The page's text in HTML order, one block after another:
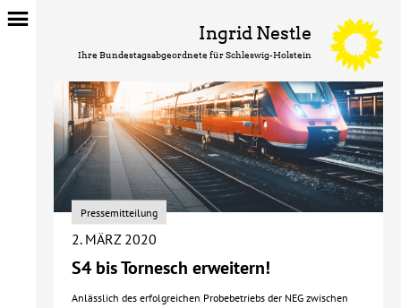
Ingrid Nestle
Ihre Bundestagsabgeordnete für Schleswig-Holstein
Pressemitteilung
2. MÄRZ 2020
S4 bis Tornesch erweitern!
Anlässlich des erfolgreichen Probebetriebs der NEG zwischen